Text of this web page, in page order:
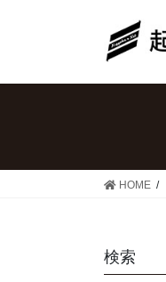
HOME
検索